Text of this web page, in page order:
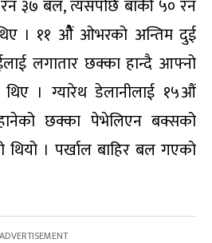
३७ बल, त्यसपछि बाँकी ५० रन
। ११ औैं ओभरको अन्तिम दुई
लगातार छक्का हान्दै आफ्नो
। ग्यारेथ डेलानीलाई १५औं
छक्का पेभेलिएन बक्सको
थियो । पर्खाल बाहिर बल गएको